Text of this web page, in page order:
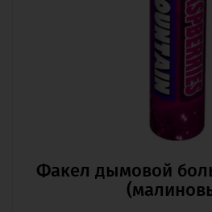
Факел дымовой